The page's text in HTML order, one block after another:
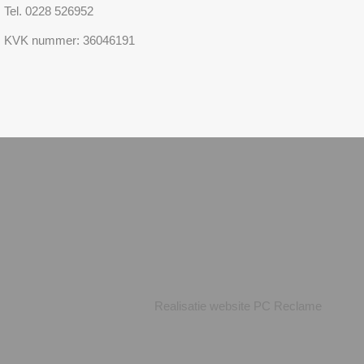
Tel. 0228 526952
KVK nummer: 36046191